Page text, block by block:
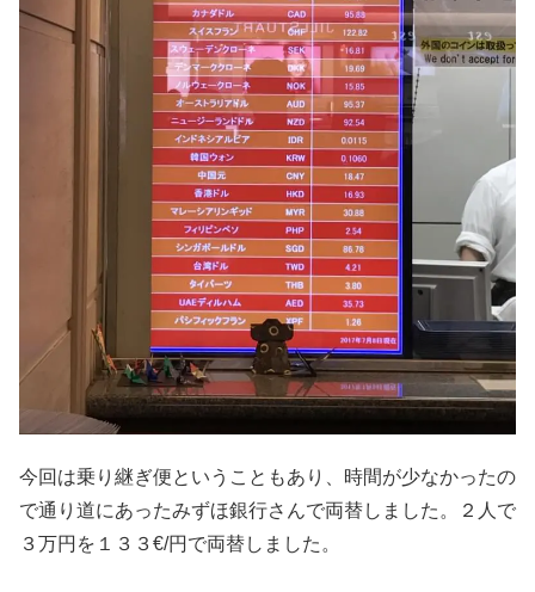
今回は乗り継ぎ便ということもあり、時間が少なかったの
で通り道にあったみずほ銀行さんで両替しました。２人で
３万円を１３３€/円で両替しました。